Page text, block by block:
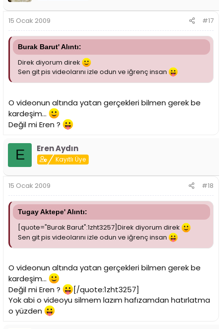
15 Ocak 2009 #17
Burak Barut' Alıntı:
Direk diyorum direk
Sen git pis videolarını izle odun ve iğrenç insan
O videonun altında yatan gerçekleri bilmen gerek be
kardeşim...
Değil mi Eren ?
E Eren Aydın
Kayıtlı Üye
15 Ocak 2009 #18
Tugay Aktepe' Alıntı:
[quote="Burak Barut":1zht3257]Direk diyorum direk
Sen git pis videolarını izle odun ve iğrenç insan
O videonun altında yatan gerçekleri bilmen gerek be
kardeşim...
Değil mi Eren ?
[/quote:1zht3257]
Yok abi o videoyu silmem lazım hafızamdan hatırlatma
o yüzden